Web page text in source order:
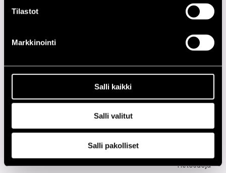
Tilastot
Markkinointi
Salli kaikki
Salli valitut
Salli pakolliset
2010-LUKU
1970-LUKU
1960-LUKU
Tietosuoja